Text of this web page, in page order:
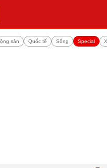
sản Quốc tế Sống Special